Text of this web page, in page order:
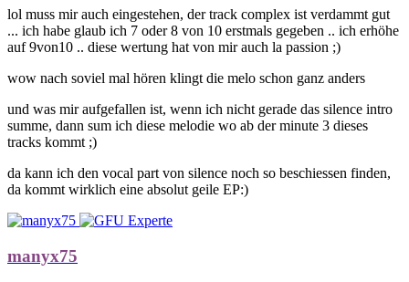
lol muss mir auch eingestehen, der track complex ist verdammt gut
... ich habe glaub ich 7 oder 8 von 10 erstmals gegeben .. ich erhöhe
auf 9von10 .. diese wertung hat von mir auch la passion ;)
wow nach soviel mal hören klingt die melo schon ganz anders
und was mir aufgefallen ist, wenn ich nicht gerade das silence intro
summe, dann sum ich diese melodie wo ab der minute 3 dieses
tracks kommt ;)
da kann ich den vocal part von silence noch so beschiessen finden,
da kommt wirklich eine absolut geile EP:)
manyx75